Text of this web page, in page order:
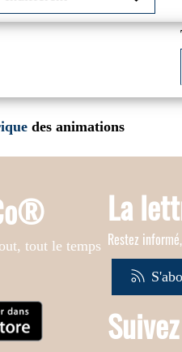
des animations
tout le temps
La
Restez